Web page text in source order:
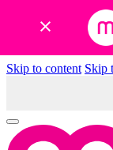
Skip to content Skip